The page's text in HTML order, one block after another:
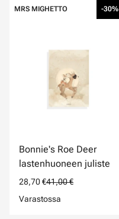
MRS MIGHETTO -30%
Bonnie's Roe Deer
lastenhuoneen juliste
28,70 €41,00 €
Varastossa